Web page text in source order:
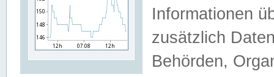
Informationen
zusätzlich
Behörden,